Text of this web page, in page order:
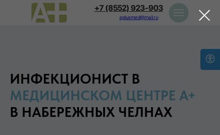
+7 (8552) 923-903
aplusmed@mail.ru
ИНФЕКЦИОНИСТ В
МЕДИЦИНСКОМ ЦЕНТРЕ А+
В НАБЕРЕЖНЫХ ЧЕЛНАХ